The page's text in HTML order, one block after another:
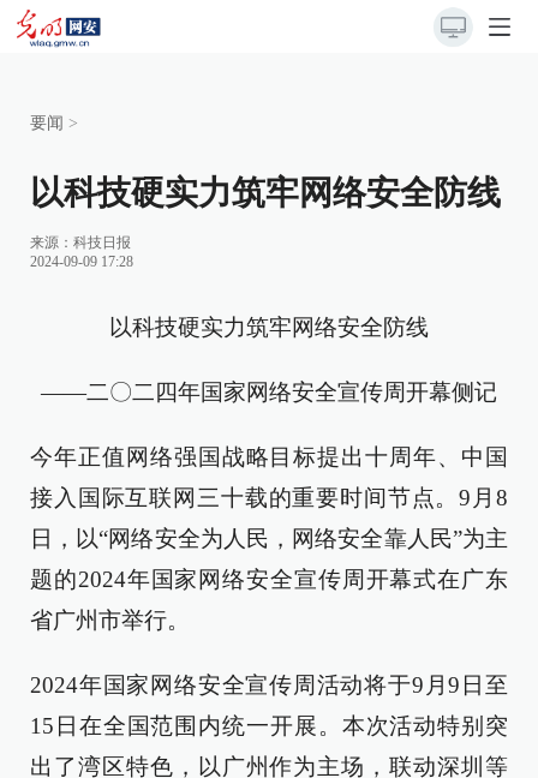
要闻 >
以科技硬实力筑牢网络安全防线
来源： 科技日报
2024-09-09 17:28
以科技硬实力筑牢网络安全防线
——二〇二四年国家网络安全宣传周开幕侧记
今年正值网络强国战略目标提出十周年、中国
接入国际互联网三十载的重要时间节点。9月8
日，以“网络安全为人民，网络安全靠人民”为主
题的2024年国家网络安全宣传周开幕式在广东
省广州市举行。
2024年国家网络安全宣传周活动将于9月9日至
15日在全国范围内统一开展。本次活动特别突
出了湾区特色，以广州作为主场，联动深圳等